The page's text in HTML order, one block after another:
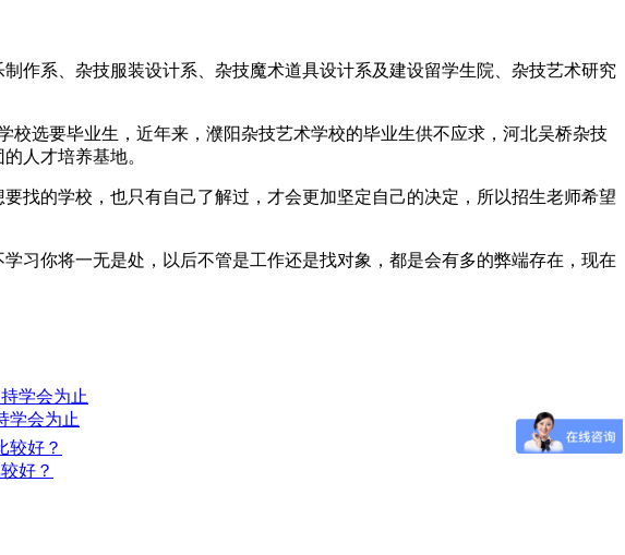
作系、杂技服装设计系、杂技魔术道具设计系及建设留学生院、杂技艺术研究
选要毕业生，近年来，濮阳杂技艺术学校的毕业生供不应求，河北吴桥杂技
人才培养基地。
找的学校，也只有自己了解过，才会更加坚定自己的决定，所以招生老师希望
习你将一无是处，以后不管是工作还是找对象，都是会有多的弊端存在，现在
学会为止
好？